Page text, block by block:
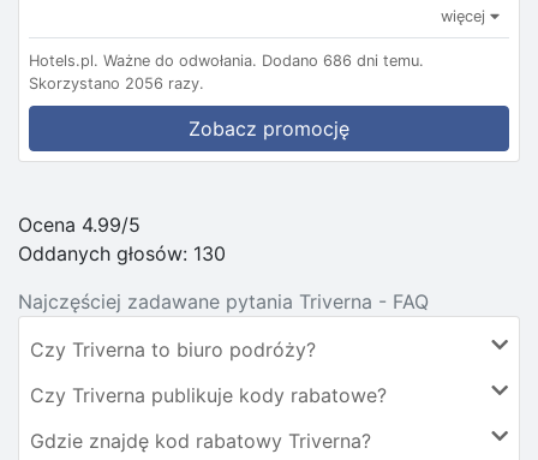
więcej
Hotels.pl. Ważne do odwołania. Dodano 686 dni temu.
Skorzystano 2056 razy.
Zobacz promocję
Ocena 4.99/5
Oddanych głosów: 130
Najczęściej zadawane pytania Triverna - FAQ
Czy Triverna to biuro podróży?
Czy Triverna publikuje kody rabatowe?
Gdzie znajdę kod rabatowy Triverna?